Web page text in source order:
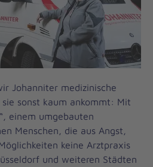
Johanniter medizinische
sonst kaum ankommt: Mit
einem umgebauten
Menschen, die aus Angst,
keine Arztpraxis
und weiteren Städten